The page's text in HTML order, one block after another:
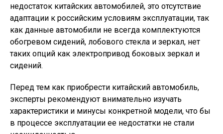
недостаток китайских автомобилей, это отсутствие
адаптации к российским условиям эксплуатации, так
как данные автомобили не всегда комплектуются
обогревом сидений, лобового стекла и зеркал, нет
таких опций как электропривод боковых зеркал и
сидений.
Перед тем как приобрести китайский автомобиль,
эксперты рекомендуют внимательно изучать
характеристики и минусы конкретной модели, что бы
в процессе эксплуатации ее недостатки не стали